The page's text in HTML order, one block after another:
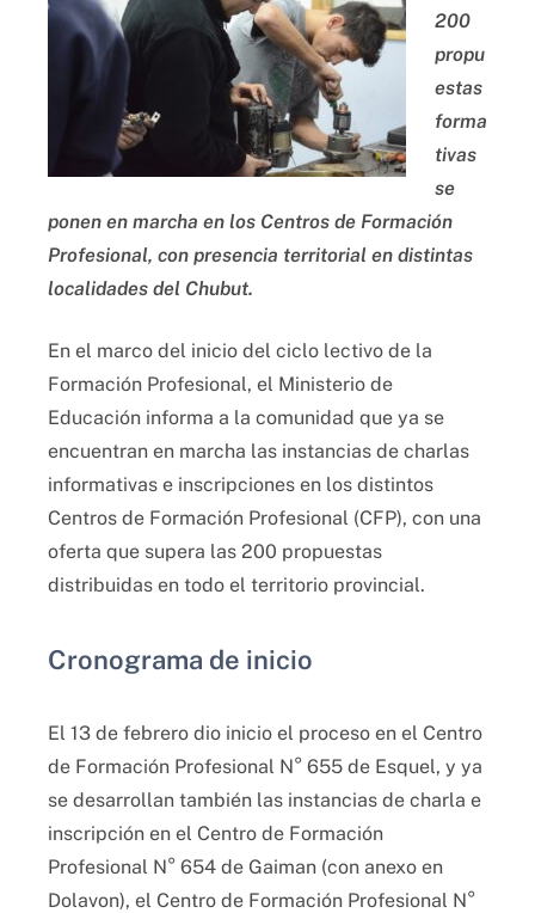
200
propu
estas
forma
tivas
se
ponen en marcha en los Centros de Formación
Profesional, con presencia territorial en distintas
localidades del Chubut.
En el marco del inicio del ciclo lectivo de la
Formación Profesional, el Ministerio de
Educación informa a la comunidad que ya se
encuentran en marcha las instancias de charlas
informativas e inscripciones en los distintos
Centros de Formación Profesional (CFP), con una
oferta que supera las 200 propuestas
distribuidas en todo el territorio provincial.
Cronograma de inicio
El 13 de febrero dio inicio el proceso en el Centro
de Formación Profesional N° 655 de Esquel, y ya
se desarrollan también las instancias de charla e
inscripción en el Centro de Formación
Profesional N° 654 de Gaiman (con anexo en
Dolavon), el Centro de Formación Profesional N°